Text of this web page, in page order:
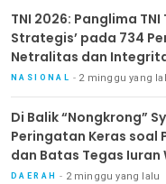
TNI 2026: Panglima
Strategis’ pada 734
Netralitas dan
NASIONAL 2 minggu yang
Di Balik “Nongkrong”
Peringatan Keras soal
dan Batas Tegas
Benowo
DAERAH 2 minggu yang lalu